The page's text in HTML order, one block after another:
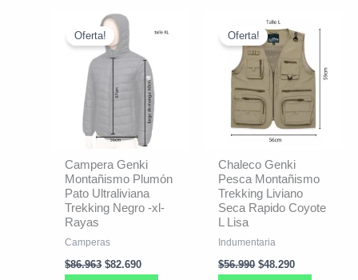
Oferta!
Campera Genki
Montañismo Plumón
Pato Ultraliviana
Trekking Negro -xl-
Rayas
Camperas
$86.963
El
precio
original
era:
$86.963.
$82.690
precio
es:
$82.690.
Oferta!
Chaleco Genki
Pesca Montañismo
Trekking Liviano
Seca Rapido Coyote
L Lisa
Indumentaria
$56.990
precio
original
era:
$56.990.
$48.290
precio
actual
es:
$48.290.